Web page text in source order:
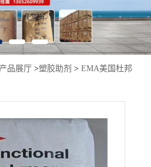
产品展厅 >塑胶助剂 > EMA美国杜邦